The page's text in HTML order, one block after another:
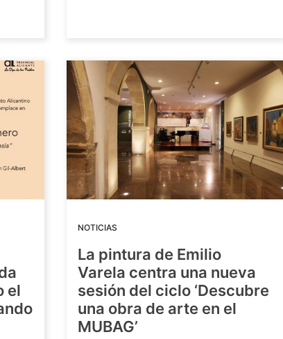
el
NOTICIAS
La pintura de Emilio
Varela centra una nueva
sesión del ciclo ‘Descubre
una obra de arte en el
MUBAG’